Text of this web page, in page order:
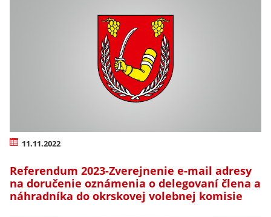
11.11.2022
Referendum 2023-Zverejnenie e-mail adresy
na doručenie oznámenia o delegovaní člena a
náhradníka do okrskovej volebnej komisie